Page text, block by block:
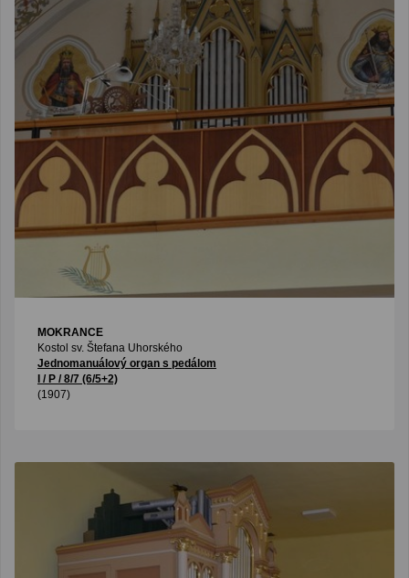
MOKRANCE
Kostol sv. Štefana Uhorského
Jednomanuálový organ s pedálom
I / P / 8/7 (6/5+2)
(1907)